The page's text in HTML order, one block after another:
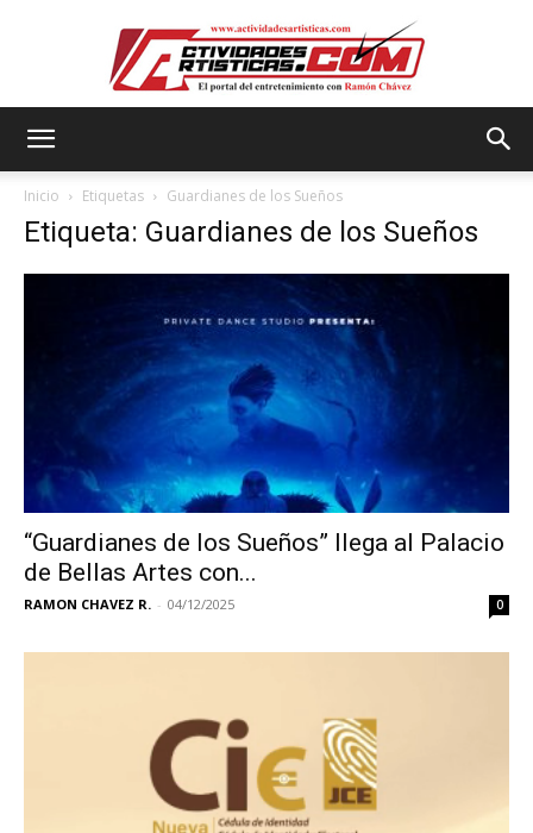
Inicio Etiquetas Guardianes de los Sueños
Etiqueta: Guardianes de los Sueños
“Guardianes de los Sueños” llega al Palacio
de Bellas Artes con...
RAMON CHAVEZ R. - 04/12/2025 0